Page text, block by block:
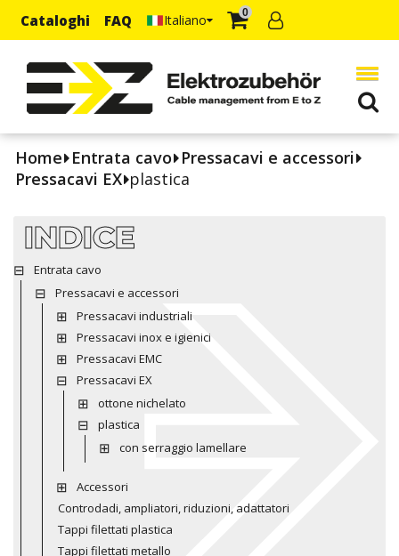
Cataloghi FAQ Italiano 0
Home Entrata cavo Pressacavi e accessori
Pressacavi EX plastica
INDICE
Entrata cavo
Pressacavi e accessori
Pressacavi industriali
Pressacavi inox e igienici
Pressacavi EMC
Pressacavi EX
ottone nichelato
plastica
con serraggio lamellare
Accessori
Controdadi, ampliatori, riduzioni, adattatori
Tappi filettati plastica
Tappi filettati metallo